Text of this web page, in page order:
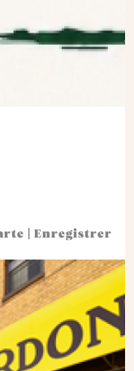
Enregistrer